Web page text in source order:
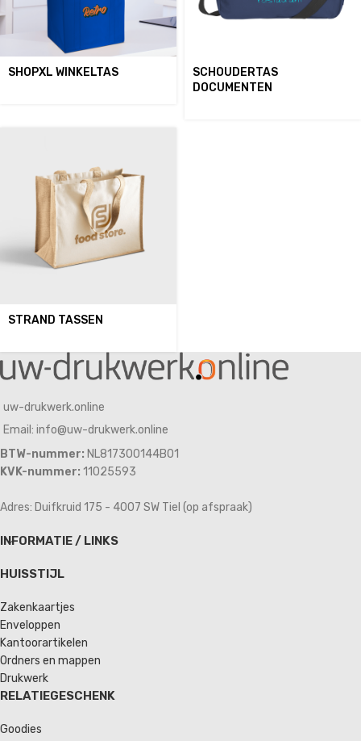
SHOPXL WINKELTAS
SCHOUDERTAS
DOCUMENTEN
STRAND TASSEN
uw-drukwerk.online
Email: info@uw-drukwerk.online
BTW-nummer: NL817300144B01
KVK-nummer: 11025593
Adres: Duifkruid 175 - 4007 SW Tiel (op afspraak)
INFORMATIE / LINKS
HUISSTIJL
Zakenkaartjes
Enveloppen
Kantoorartikelen
Ordners en mappen
Drukwerk
RELATIEGESCHENK
Goodies